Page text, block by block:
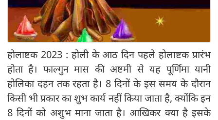
होलाष्टक 2023 : होली के आठ दिन पहले होलाष्टक प्रारंभ
होता है। फाल्गुन मास की अष्टमी से यह पूर्णिमा यानी
होलिका दहन तक रहता है। 8 दिनों के इस समय के दौरान
किसी भी प्रकार का शुभ कार्य नहीं किया जाता है, क्योंकि इन
8 दिनों को अशुभ माना जाता है। आखिकर क्या है इसके